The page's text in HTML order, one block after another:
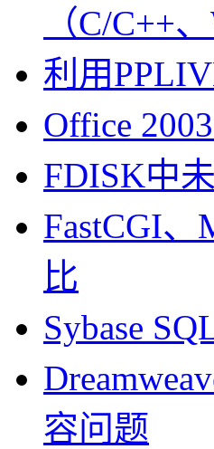
（C/C++
利用
Office
FDISK中
FastCGI
比
Sybase
容问题